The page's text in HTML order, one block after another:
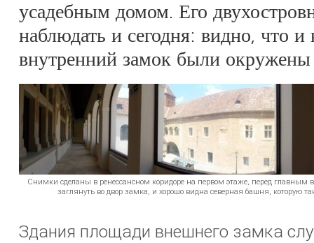
усадебным домом. Его
наблюдать и сегодня: видно, что и
внутренний замок были
Снимки сделаны в ренессансном коридоре на первом этаже, перед
заглянуть во двор замка, и хорошо видна северная башня, которую
Здания площади внешнего замка